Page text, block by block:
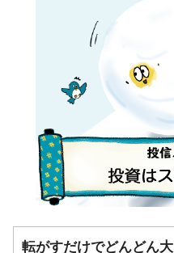
転がすだけでどんどん